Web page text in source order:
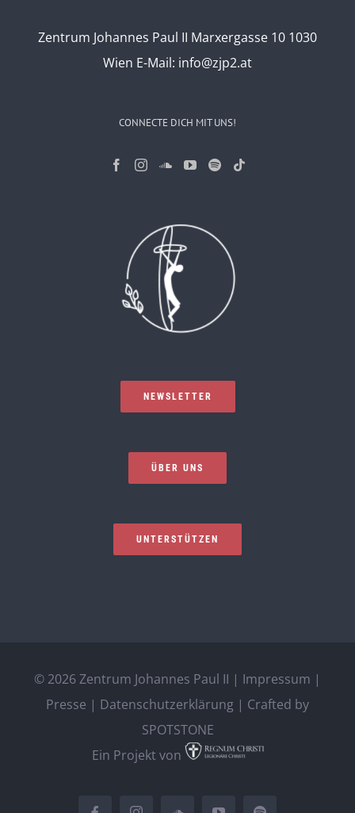
Zentrum Johannes Paul II Marxergasse 10 1030
Wien E-Mail: info@zjp2.at
CONNECTE DICH MIT UNS!
NEWSLETTER
ÜBER UNS
UNTERSTÜTZEN
© 2026 Zentrum Johannes Paul II | Impressum |
Presse | Datenschutzerklärung | Crafted by
SPOTSTONE
Ein Projekt von